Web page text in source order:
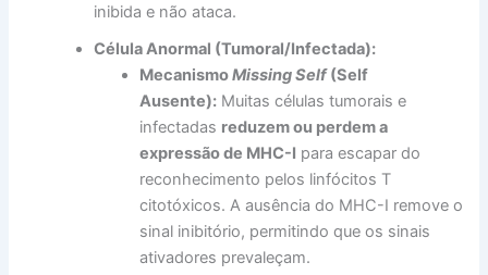
inibida e não ataca.
Célula Anormal (Tumoral/Infectada):
MecanismoMissing Self(Self
Ausente): Muitas células tumorais e
infectadas reduzem ou perdem a
expressão de MHC-I para escapar do
reconhecimento pelos linfócitos T
citotóxicos. A ausência do MHC-I remove o
sinal inibitório, permitindo que os sinais
ativadores prevaleçam.